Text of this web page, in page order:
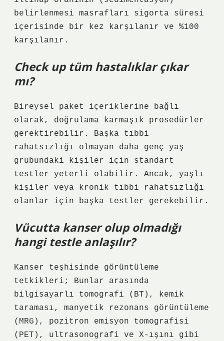
belirlenmesi masrafları sigorta süresi
içerisinde bir kez karşılanır ve %100
karşılanır.
Check up tüm hastalıklar çıkar
mı?
Bireysel paket içeriklerine bağlı
olarak, doğrulama karmaşık prosedürler
gerektirebilir. Başka tıbbi
rahatsızlığı olmayan daha genç yaş
grubundaki kişiler için standart
testler yeterli olabilir. Ancak, yaşlı
kişiler veya kronik tıbbi rahatsızlığı
olanlar için başka testler gerekebilir.
Vücutta kanser olup olmadığı
hangi testle anlaşılır?
Kanser teşhisinde görüntüleme
tetkikleri; Bunlar arasında
bilgisayarlı tomografi (BT), kemik
taraması, manyetik rezonans görüntüleme
(MRG), pozitron emisyon tomografisi
(PET), ultrasonografi ve X-ışını gibi